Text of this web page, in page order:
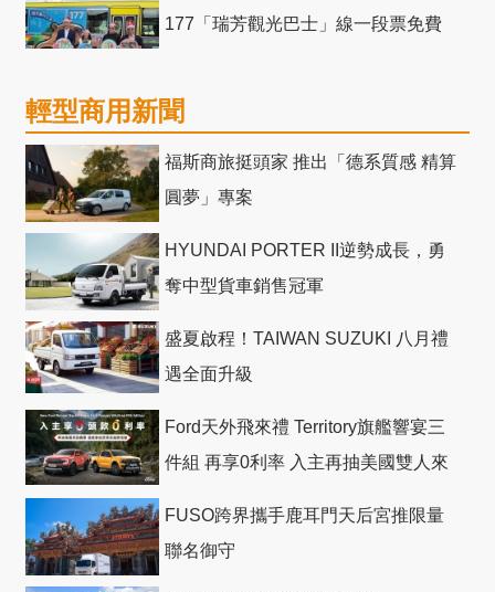
177「瑞芳觀光巴士」線一段票免費
輕型商用新聞
福斯商旅挺頭家 推出「德系質感 精算
圓夢」專案
HYUNDAI PORTER II逆勢成長，勇
奪中型貨車銷售冠軍
盛夏啟程！TAIWAN SUZUKI 八月禮
遇全面升級
Ford天外飛來禮 Territory旗艦響宴三
件組 再享0利率 入主再抽美國雙人來
FUSO跨界攜手鹿耳門天后宮推限量
聯名御守